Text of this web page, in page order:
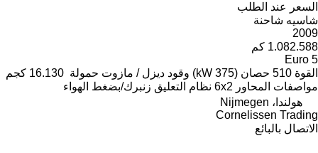
السعر عند الطلب
شاسيه شاحنة
2009
1.082.588 كم
Euro 5
القوة 510 حصان (375 kW) وقود ديزل / مازوت حمولة 16.130 كجم
مواصفات المحاور 6x2 نظام التعليق زنبرك/بضغط الهواء
هولندا، Nijmegen
Cornelissen Trading
الاتصال بالبائع